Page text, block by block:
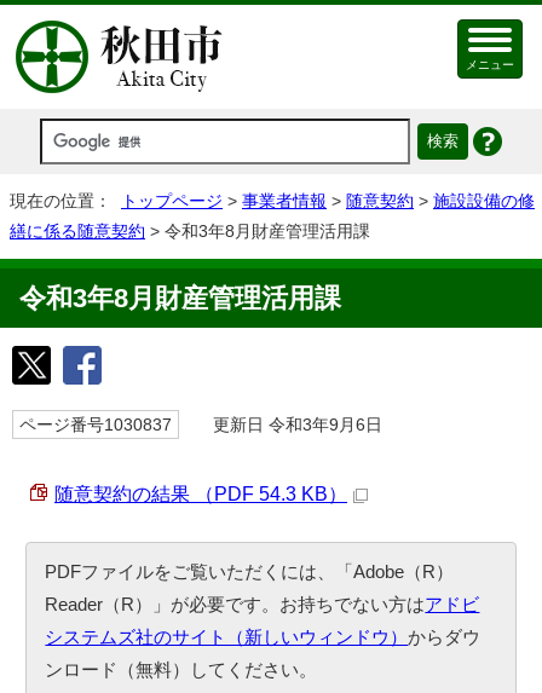
メニュー
現在の位置： トップページ > 事業者情報 > 随意契約 > 施設設備の修
繕に係る随意契約 > 令和3年8月財産管理活用課
令和3年8月財産管理活用課
ページ番号1030837 更新日 令和3年9月6日
随意契約の結果 （PDF 54.3 KB）
PDFファイルをご覧いただくには、「Adobe（R）
Reader（R）」が必要です。お持ちでない方はアドビ
システムズ社のサイト（新しいウィンドウ）からダウ
ンロード（無料）してください。